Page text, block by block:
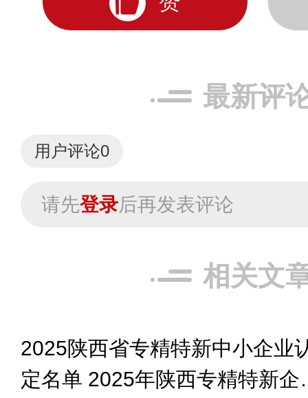
最新评
用户评论0
请先登录后再发表评论
相关文
2025陕西省专精特新中小企业
定名单 2025年陕西专精特新企